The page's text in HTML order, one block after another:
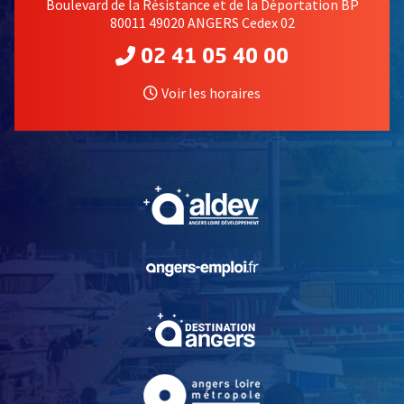
Boulevard de la Résistance et de la Déportation BP
80011 49020 ANGERS Cedex 02
02 41 05 40 00
Voir les horaires
, Ouvre une nouvelle
, Ouvre une nouvelle